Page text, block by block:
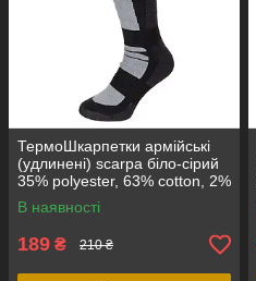
ТермоШкарпетки армійські
(удлинені) scarpa біло-сірий
35% polyester, 63% cotton, 2%
spandex, оригінал Італія
В наявності
189 ₴ 210 ₴